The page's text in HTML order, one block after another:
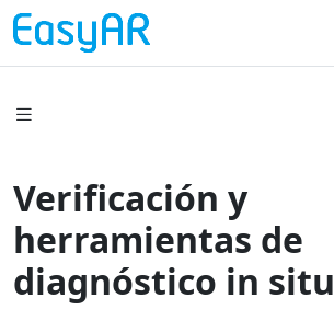
Verificación y
herramientas de
diagnóstico in situ